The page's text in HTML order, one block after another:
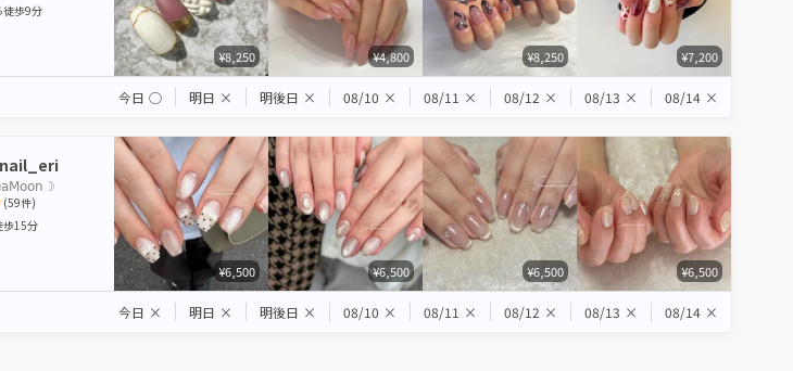
徒歩9分
¥8,250 ¥4,800 ¥8,250 ¥7,200
今日 ◯ 明日 × 明後日 × 08/10 × 08/11 × 08/12 × 08/13 × 08/14 ×
(59件)
歩15分
¥6,500 ¥6,500 ¥6,500 ¥6,500
今日 × 明日 × 明後日 × 08/10 × 08/11 × 08/12 × 08/13 × 08/14 ×